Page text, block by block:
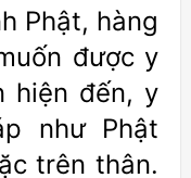
Phật, hàng
được y
hiện đến, y
như Phật
trên thân.